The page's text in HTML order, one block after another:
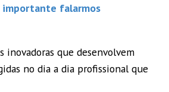
importante falarmos
inovadoras que desenvolvem
no dia a dia profissional que